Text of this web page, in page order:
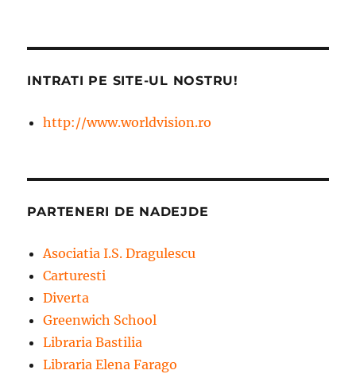
INTRATI PE SITE-UL NOSTRU!
http://www.worldvision.ro
PARTENERI DE NADEJDE
Asociatia I.S. Dragulescu
Carturesti
Diverta
Greenwich School
Libraria Bastilia
Libraria Elena Farago